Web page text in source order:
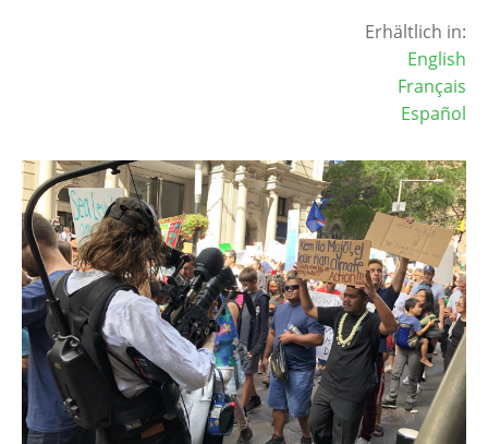
Erhältlich in:
English
Français
Español
Image